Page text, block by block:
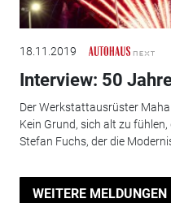
18.11.2019
Interview: 50
Der Werkstattausrüster
Kein Grund, sich alt zu
Stefan Fuchs, der die
WEITERE MELDUNGEN